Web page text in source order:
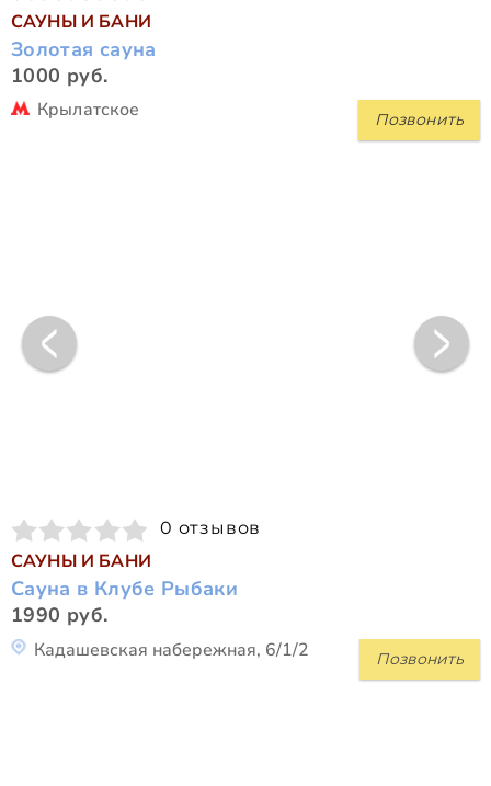
САУНЫ И БАНИ
Золотая сауна
1000 руб.
Позвонить
Крылатское
0 отзывов
САУНЫ И БАНИ
Сауна в Клубе Рыбаки
1990 руб.
Позвонить
Кадашевская набережная, 6/1/2